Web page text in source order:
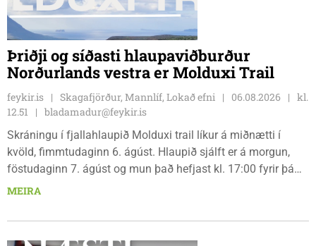
Þriðji og síðasti hlaupaviðburður
Norðurlands vestra er Molduxi Trail
feykir.is Skagafjörður, Mannlíf, Lokað efni 06.08.2026
kl.
12.51
bladamadur@feykir.is
Skráningu í fjallahlaupið Molduxi trail líkur á miðnætti í
kvöld, fimmtudaginn 6. ágúst. Hlaupið sjálft er á morgun,
föstudaginn 7. ágúst og mun það hefjast kl. 17:00 fyrir þá
keppendur sem ætla sér 20 km em kl. 18:00 fyrir 12 km
fjölbrautaskólans en þar er líka komið í mark þannig
MEIRA